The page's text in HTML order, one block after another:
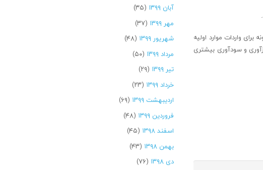
واردات موارد اولیه
و سودآوری بیشتری
آبان ۱۳۹۹
(۳۵)
مهر ۱۳۹۹
(۳۷)
شهریور ۱۳۹۹
(۴۸)
مرداد ۱۳۹۹
(۵۰)
تیر ۱۳۹۹
(۲۹)
خرداد ۱۳۹۹
(۲۳)
اردیبهشت ۱۳۹۹
(۶۹)
فروردین ۱۳۹۹
(۴۸)
اسفند ۱۳۹۸
(۴۵)
بهمن ۱۳۹۸
(۴۳)
دی ۱۳۹۸
(۷۶)